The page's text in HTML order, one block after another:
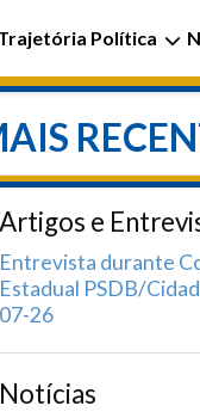
Política
Artigos e
Entrevista durante
Estadual PSDB/
07-26
Notícias